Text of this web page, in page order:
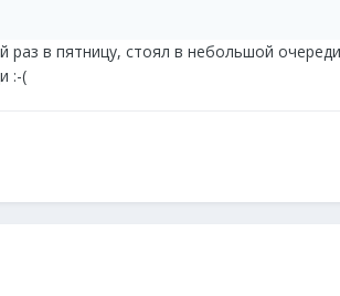
в пятницу, стоял в небольшой
:-(